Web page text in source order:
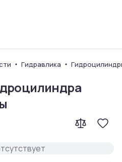
Гидравлика